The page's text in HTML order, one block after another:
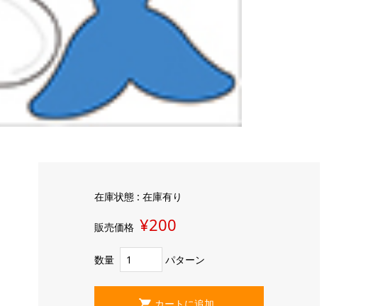
在庫状態 : 在庫有り
販売価格 ¥200
数量 パターン